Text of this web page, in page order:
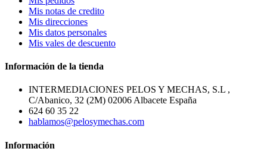
Mis notas de credito
Mis direcciones
Mis datos personales
Mis vales de descuento
Información de la tienda
INTERMEDIACIONES PELOS Y MECHAS, S.L ,
C/Abanico, 32 (2M) 02006 Albacete España
624 60 35 22
hablamos@pelosymechas.com
Información